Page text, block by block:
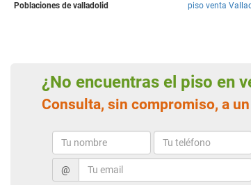
Poblaciones de valladolid piso venta
¿No encuentras el piso en
Consulta, sin compromiso, a
@